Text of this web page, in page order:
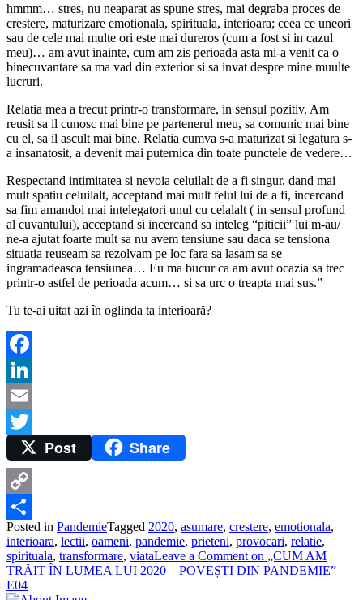
hmmm… stres, nu neaparat as spune stres, mai degraba proces de
crestere, maturizare emotionala, spirituala, interioara; ceea ce uneori
sau de cele mai multe ori este mai dureros (cum a fost si in cazul
meu)… am avut inainte, cum am zis perioada asta mi-a venit ca o
binecuvantare sa ma vad din exterior si sa invat despre mine muulte
lucruri.
Relatia mea a trecut printr-o transformare, in sensul pozitiv. Am
reusit sa il cunosc mai bine pe partenerul meu, sa comunic mai bine
cu el, sa il ascult mai bine. Relatia cumva s-a maturizat si legatura s-
a insanatosit, a devenit mai puternica din toate punctele de vedere…
Respectand intimitatea si nevoia celuilalt de a fi singur, dand mai
mult spatiu celuilalt, acceptand mai mult felul lui de a fi, incercand
sa fim amandoi mai intelegatori unul cu celalalt ( in sensul profund
al cuvantului), acceptand si incercand sa inteleg “piticii” lui m-au/
ne-a ajutat foarte mult sa nu avem tensiune sau daca se tensiona
situatia reuseam sa rezolvam pe loc fara sa lasam sa se
ingramadeasca tensiunea… Eu ma bucur ca am avut ocazia sa trec
printr-o astfel de perioada acum… si sa urc o treapta mai sus.”
Tu te-ai uitat azi în oglinda ta interioară?
Facebook
LinkedIn
Email
Twitter
Post Share
Copy
Link
Share
Posted in PandemieTagged 2020, asumare, crestere, emotionala,
interioara, lectii, oameni, pandemie, prieteni, provocari, relatie,
spirituala, transformare, viataLeave a Comment on „CUM AM
TRĂIT ÎN LUMEA LUI 2020 – POVEȘTI DIN PANDEMIE” –
E04